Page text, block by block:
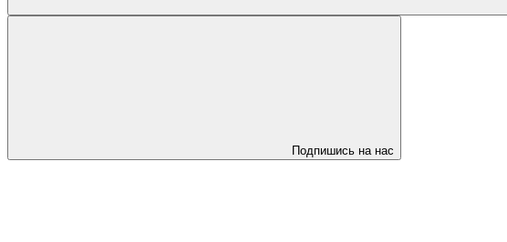
Подпишись на нас